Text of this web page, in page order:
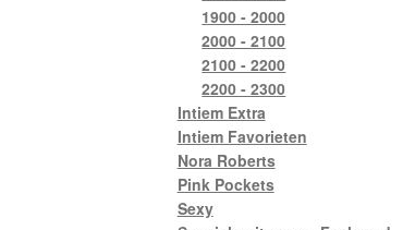
1900 - 2000
2000 - 2100
2100 - 2200
2200 - 2300
Intiem Extra
Intiem Favorieten
Nora Roberts
Pink Pockets
Sexy